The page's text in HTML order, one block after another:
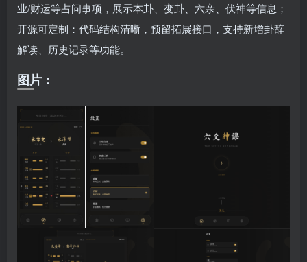
业/财运等占问事项，展示本卦、变卦、六亲、伏神等信息；
开源可定制：代码结构清晰，预留拓展接口，支持新增卦辞
解读、历史记录等功能。
图片：